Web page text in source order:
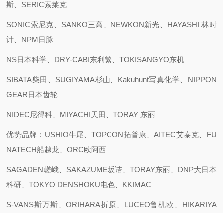
斯、SERIC索莱克
SONIC索尼克、SANKO三高、NEWKON新光、HAYASHI 林时
计、NPM日脉
NS日本科学、DRY-CABI东利繁、TOKISANGYO东机
SIBATA柴田、SUGIYAMA杉山、Kakuhunt写真化学、NIPPON
GEAR日本齿轮
NIDEC尼得科、MIYACHI天田、TORAY 东丽
优势品牌：USHIO牛尾、TOPCON拓普康、AITEC艾泰克、FU
NATECH船越龙、ORC欧阿西
SAGADEN嵯峨、SAKAZUME坂诘、TORAY东丽、DNP大日本
科研、TOKYO DENSHOKU电色、KKIMAC
S-VANS斯万斯、ORIHARA折原、LUCEO鲁机欧、HIKARIYA